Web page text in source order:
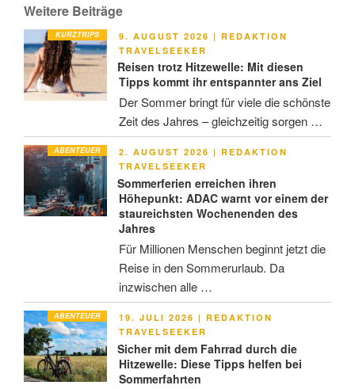
Weitere Beiträge
KURZTRIPS
VERÖFFENTLICHT
AM
9. AUGUST 2026 | REDAKTION
TRAVELSEEKER
Reisen trotz Hitzewelle: Mit diesen
Tipps kommt ihr entspannter ans Ziel
Der Sommer bringt für viele die schönste
Zeit des Jahres – gleichzeitig sorgen …
ABENTEUER
VERÖFFENTLICHT
AM
2. AUGUST 2026 | REDAKTION
TRAVELSEEKER
Sommerferien erreichen ihren
Höhepunkt: ADAC warnt vor einem der
staureichsten Wochenenden des
Jahres
Für Millionen Menschen beginnt jetzt die
Reise in den Sommerurlaub. Da
inzwischen alle …
ABENTEUER
VERÖFFENTLICHT
AM
19. JULI 2026 | REDAKTION
TRAVELSEEKER
Sicher mit dem Fahrrad durch die
Hitzewelle: Diese Tipps helfen bei
Sommerfahrten